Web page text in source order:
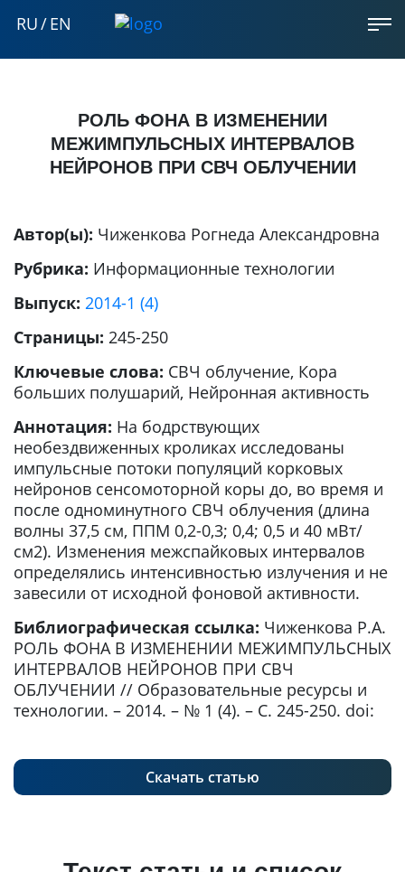
RU/EN
РОЛЬ ФОНА В ИЗМЕНЕНИИ
МЕЖИМПУЛЬСНЫХ ИНТЕРВАЛОВ
НЕЙРОНОВ ПРИ СВЧ ОБЛУЧЕНИИ
Автор(ы): Чиженкова Рогнеда Александровна
Рубрика: Информационные технологии
Выпуск: 2014-1 (4)
Страницы: 245-250
Ключевые слова: СВЧ облучение, Кора
больших полушарий, Нейронная активность
Аннотация: На бодрствующих
необездвиженных кроликах исследованы
импульсные потоки популяций корковых
нейронов сенсомоторной коры до, во время и
после одноминутного СВЧ облучения (длина
волны 37,5 см, ППМ 0,2-0,3; 0,4; 0,5 и 40 мВт/
см2). Изменения межспайковых интервалов
определялись интенсивностью излучения и не
завесили от исходной фоновой активности.
Библиографическая ссылка: Чиженкова Р.А.
РОЛЬ ФОНА В ИЗМЕНЕНИИ МЕЖИМПУЛЬСНЫХ
ИНТЕРВАЛОВ НЕЙРОНОВ ПРИ СВЧ
ОБЛУЧЕНИИ // Образовательные ресурсы и
технологии. – 2014. – № 1 (4). – С. 245-250. doi:
Скачать статью